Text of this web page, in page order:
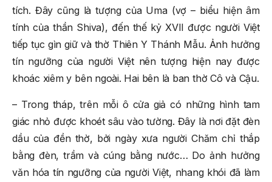
tích. Đây cũng là tượng của Uma (vợ – biểu hiện âm
tính của thần Shiva), đến thế kỷ XVII được người Việt
tiếp tục gìn giữ và thờ Thiên Y Thánh Mẫu. Ảnh hưởng
tín ngưỡng của người Việt nên tượng hiện nay được
khoác xiêm y bên ngoài. Hai bên là ban thờ Cô và Cậu.
– Trong tháp, trên mỗi ô cửa giả có những hình tam
giác nhỏ được khoét sâu vào tường. Đây là nơi đặt đèn
dầu của đền thờ, bởi ngày xưa người Chăm chỉ thắp
bằng đèn, trầm và cúng bằng nước… Do ảnh hưởng
văn hóa tín ngưỡng của người Việt, nhang khói đã làm